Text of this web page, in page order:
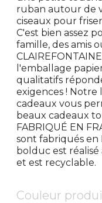
ruban autour de
ciseaux pour
C'est bien assez
famille, des amis
l'emballage
qualitatifs
exigences !
cadeaux vous
beaux cadeaux
FABRIQUÉ EN
sont fabriqués
bolduc est
et est recyclable.
Couleur